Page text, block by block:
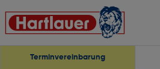
Terminvereinbarung